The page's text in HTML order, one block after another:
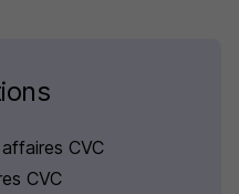
CVC
CVC